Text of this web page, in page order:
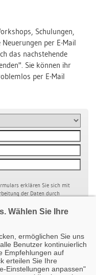
Wählen Sie Ihre
ermöglichen Sie uns
Benutzer kontinuierlich
Empfehlungen auf
erteilen Sie Ihre
Einstellungen anpassen"
Schulungen,
per E-Mail
das nachstehende
Sie können ihr
per E-Mail
erklären Sie sich mit
der Daten durch
und akzeptiert *
werden